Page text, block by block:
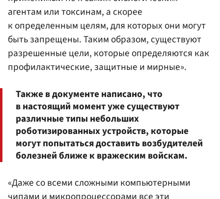
агентам или токсинам, а скорее
к определенным целям, для которых они могут
быть запрещены. Таким образом, существуют
разрешенные цели, которые определяются как
профилактические, защитные и мирные».
Также в документе написано, что
в настоящий момент уже существуют
различные типы небольших
роботизированных устройств, которые
могут попытаться доставить возбудителей
болезней ближе к вражеским войскам.
«Даже со всеми сложными компьютерными